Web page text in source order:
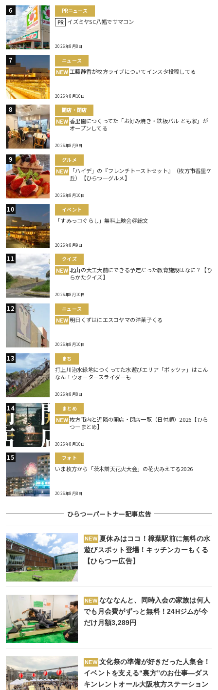
PRニュース
PR イズミヤSC八幡でサマコン
2026年8月8日
ニュース
NEW 工藤静香が枚方ライブについてインスタ投稿してる
2026年8月10日
開店・閉店
NEW 香里園につくってた「お好み焼き・鉄板バル とも家」が
オープンしてる
2026年8月9日
グルメ
NEW
「ハイデ」の『フレンチトーストセット』（枚方市香里ケ
丘）【ひらつーグルメ】
2026年8月10日
イベント
「すみっコぐらし」無料上映会＠総文
2026年8月9日
クイズ
NEW 北山の大工大前にできる予定だった教育施設はなに？【ひ
らかたクイズ】
2026年8月10日
ニュース
NEW 明日くずはにエスコヤマの洋菓子くる
2026年8月10日
まち
打上川治水緑地につくってた水遊びエリア「ポッツァ」はこん
なん！ウォータースライダーも
2026年8月8日
まとめ
NEW 枚方市内と近隣の開店・閉店一覧（日付順）2026【ひら
つーまとめ】
2026年8月10日
フォト
いま枚方から「茨木辯天花火大会」の花火みえてる2026
2026年8月8日
ひらつーパートナー記事広告
NEW 夏休みはココ！樟葉駅前に無料の水
遊びスポット登場！キッチンカーもくる
【ひらつー広告】
NEW なななんと、同時入会の家族は何人
でも月会費がずっと無料！24Hジムが今
だけ月額3,289円
NEW 文化祭の準備が好きだった人集合！
イベントを支える“裏方”のお仕事―ダス
キンレントオール大阪枚方ステーション